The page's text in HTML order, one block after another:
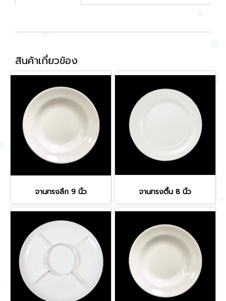
สินค้าเกี่ยวข้อง
จานทรงลึก 9 นิ้ว จานทรงตื้น 8 นิ้ว